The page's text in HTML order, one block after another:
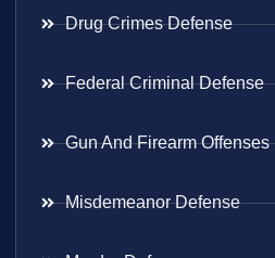
Drug Crimes Defense
Federal Criminal Defense
Gun And Firearm Offenses
Misdemeanor Defense